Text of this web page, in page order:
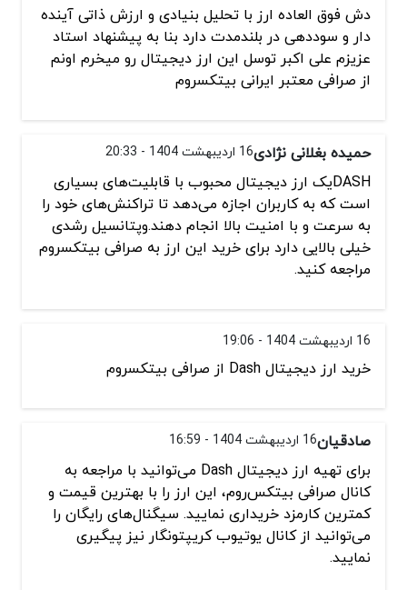
دش فوق العاده ارز با تحلیل بنیادی و ارزش ذاتی آینده
دار و سوددهی در بلندمدت دارد بنا به پیشنهاد استاد
عزیزم علی اکبر توسل این ارز دیجیتال رو میخرم اونم
از صرافی معتبر ایرانی بیتکسروم
حمیده بغلانی نژادی16 اردیبهشت 1404 - 20:33
DASHیک ارز دیجیتال محبوب با قابلیت‌های بسیاری
است که به کاربران اجازه می‌دهد تا تراکنش‌های خود را
به سرعت و با امنیت بالا انجام دهند.وپتانسیل رشدی
خیلی بالایی دارد برای خرید این ارز به صرافی بیتکسروم
مراجعه کنید.
16 اردیبهشت 1404 - 19:06
خرید ارز دیجیتال Dash از صرافی بیتکسروم
صادقیان16 اردیبهشت 1404 - 16:59
برای تهیه ارز دیجیتال Dash می‌توانید با مراجعه به
کانال صرافی بیتکس‌روم، این ارز را با بهترین قیمت و
کمترین کارمزد خریداری نمایید. سیگنال‌های رایگان را
می‌توانید از کانال یوتیوب کریپتونگار نیز پیگیری
نمایید.